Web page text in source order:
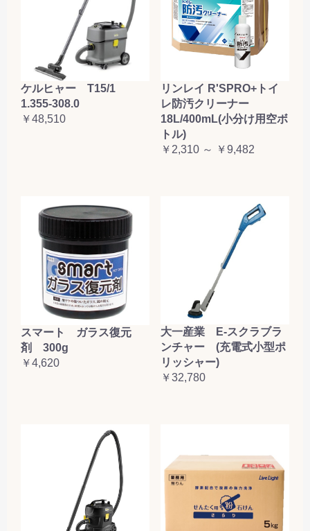
ケルヒャー T15/1
1.355-308.0
￥48,510
リンレイ R'SPRO+トイ
レ防汚クリーナー
18L/400mL(小分け用空ボ
トル)
￥2,310 ～ ￥9,482
スマート ガラス復元
剤 300g
￥4,620
大一産業 E-スクラブラ
ンチャー (充電式小型ポ
リッシャー)
￥32,780